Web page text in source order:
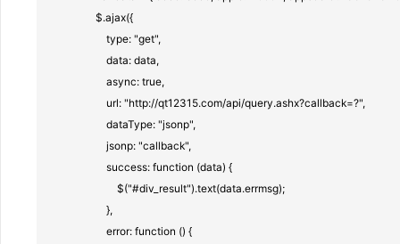
                    $.ajax({
                        type: "get",
                        data: data,
                        async: true,
                        url: "http://qt12315.com/api/query.ashx?callback=?",
                        dataType: "jsonp",
                        jsonp: "callback",
                        success: function (data) {
                            $("#div_result").text(data.errmsg);
                        },
                        error: function () {